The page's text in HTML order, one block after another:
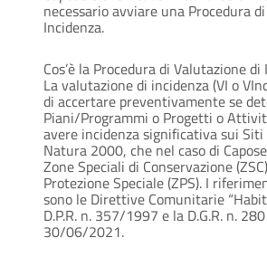
necessario avviare una Procedura
Incidenza.
Cos’è la Procedura di Valutazione di
La valutazione di incidenza (VI o
di accertare preventivamente se
Piani/Programmi o Progetti o
avere incidenza significativa sui
Natura 2000, che nel caso di
Zone Speciali di Conservazione
Protezione Speciale (ZPS). I
sono le Direttive Comunitarie
D.P.R. n. 357/1997 e la D.G.R. n.
30/06/2021.